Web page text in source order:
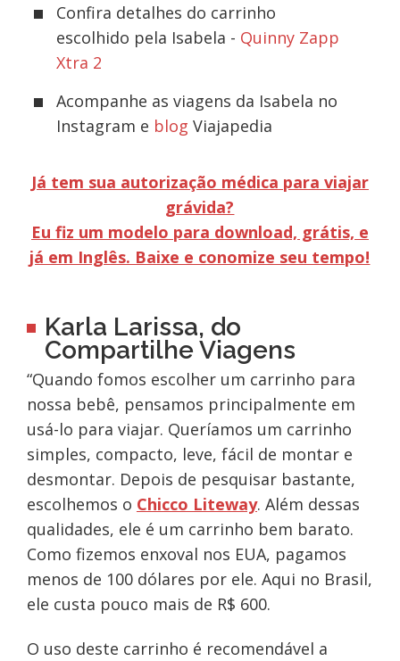
Confira detalhes do carrinho
escolhido pela Isabela - Quinny Zapp
Xtra 2
Acompanhe as viagens da Isabela no
Instagram e blog Viajapedia
Já tem sua autorização médica para viajar
grávida?
Eu fiz um modelo para download, grátis, e
já em Inglês. Baixe e conomize seu tempo!
Karla Larissa, do
Compartilhe Viagens
“Quando fomos escolher um carrinho para
nossa bebê, pensamos principalmente em
usá-lo para viajar. Queríamos um carrinho
simples, compacto, leve, fácil de montar e
desmontar. Depois de pesquisar bastante,
escolhemos o Chicco Liteway. Além dessas
qualidades, ele é um carrinho bem barato.
Como fizemos enxoval nos EUA, pagamos
menos de 100 dólares por ele. Aqui no Brasil,
ele custa pouco mais de R$ 600.
O uso deste carrinho é recomendável a